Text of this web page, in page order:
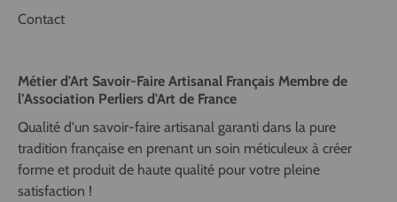
Contact
Métier d'Art Savoir-Faire Artisanal Français Membre de
l’Association Perliers d'Art de France
Qualité d'un savoir-faire artisanal garanti dans la pure
tradition française en prenant un soin méticuleux à créer
forme et produit de haute qualité pour votre pleine
satisfaction !